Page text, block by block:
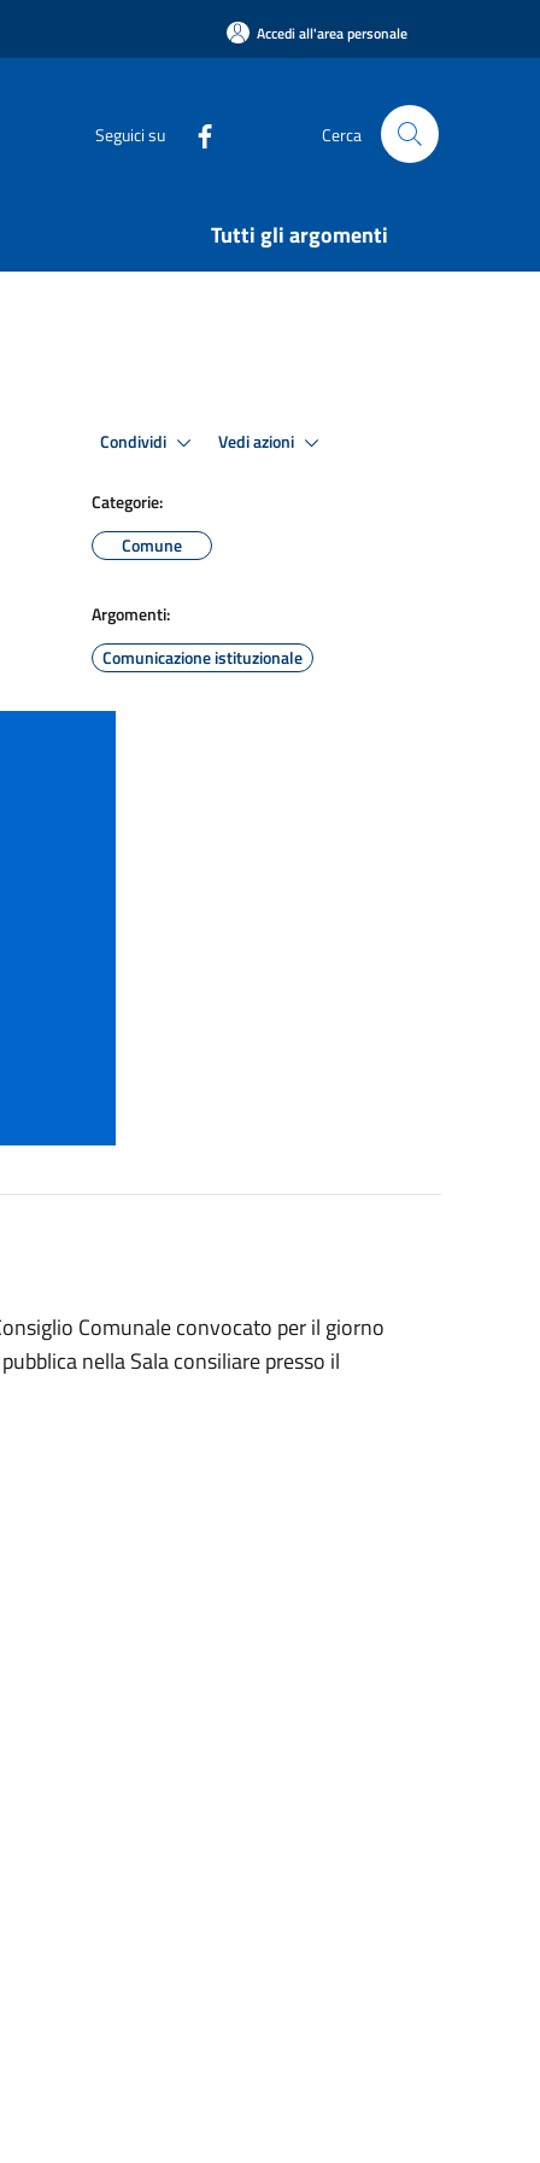
Accedi all'area personale
Seguici su Cerca
Tutti gli argomenti
Condividi Vedi azioni
Categorie:
Comune
Argomenti:
Comunicazione istituzionale
Comunale convocato per il giorno
nella Sala consiliare presso il